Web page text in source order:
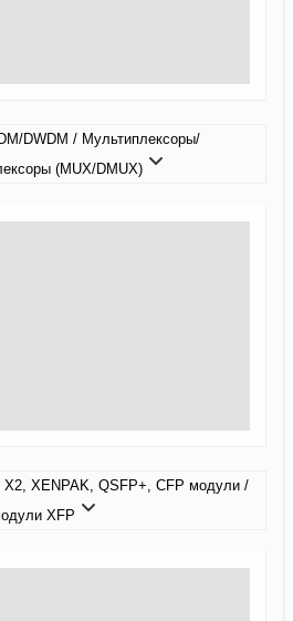
DWDM / Мультиплексоры/
(MUX/DMUX)
X2, XENPAK, QSFP+, CFP модули /
XFP